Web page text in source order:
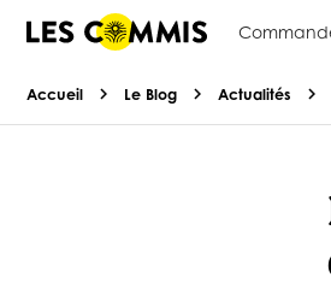
Accueil chevron_right Le Blog chevron_right Actualités chevron_right